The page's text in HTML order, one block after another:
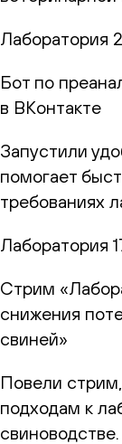
Лаборатория
Бот по
в ВКонтакте
Запустили
помогает
требованиях
Лаборатория
Стрим
снижения
свиней»
Повели
подходам к